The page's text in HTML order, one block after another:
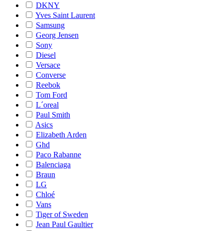
DKNY
Yves Saint Laurent
Samsung
Georg Jensen
Sony
Diesel
Versace
Converse
Reebok
Tom Ford
L´oreal
Paul Smith
Asics
Elizabeth Arden
Ghd
Paco Rabanne
Balenciaga
Braun
LG
Chloé
Vans
Tiger of Sweden
Jean Paul Gaultier